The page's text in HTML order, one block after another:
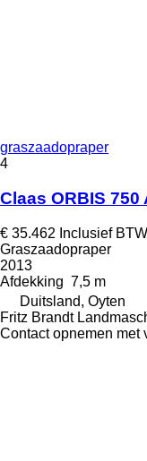
graszaadopraper
4
Claas ORBIS 750
€ 35.462 Inclusief BTW
Graszaadopraper
2013
Afdekking 7,5 m
Duitsland, Oyten
Fritz Brandt
Contact opnemen met